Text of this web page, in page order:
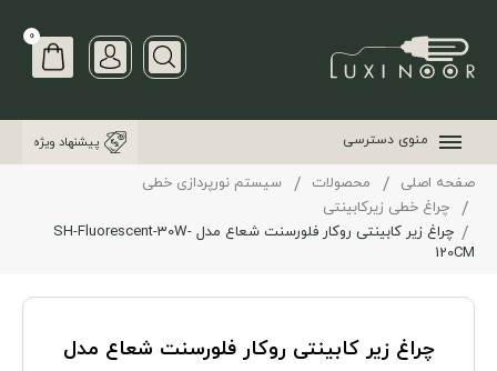
0
منوی دسترسی پیشنهاد ویژه
صفحه اصلی محصولات
سیستم نورپردازی خطی
چراغ‌ خطی زیرکابینتی
چراغ زیر کابینتی روکار فلورسنت شعاع مدل SH-Fluorescent-30W-
120CM
چراغ زیر کابینتی روکار فلورسنت شعاع مدل